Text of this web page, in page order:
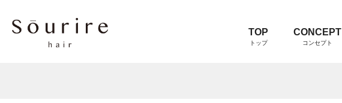
TOP
トップ
CONCEPT
コンセプト